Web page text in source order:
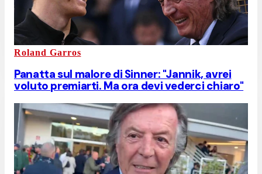
Roland Garros
Panatta sul malore di Sinner: "Jannik, avrei
voluto premiarti. Ma ora devi vederci chiaro"